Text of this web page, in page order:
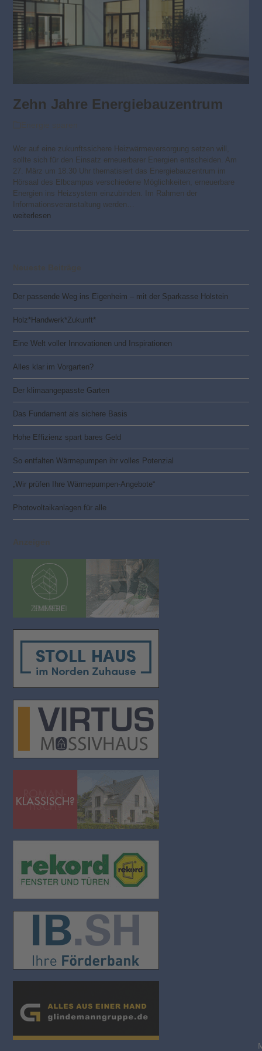
Zehn Jahre Energiebauzentrum
Wer auf eine zukunftssichere Heizwärmeversorgung setzen will,
sollte sich für den Einsatz erneuerbarer Energien entscheiden. Am
27. März um 18.30 Uhr thematisiert das Energiebauzentrum im
Hörsaal des Elbcampus verschiedene Möglichkeiten, erneuerbare
Energien ins Heizsystem einzubinden. Im Rahmen der
Informationsveranstaltung werden…
weiterlesen
Der passende Weg ins Eigenheim – mit der Sparkasse Holstein
Holz*Handwerk*Zukunft*
Eine Welt voller Innovationen und Inspirationen
Alles klar im Vorgarten?
Der klimaangepasste Garten
Das Fundament als sichere Basis
Hohe Effizienz spart bares Geld
So entfalten Wärmepumpen ihr volles Potenzial
„Wir prüfen Ihre Wärmepumpen-Angebote“
Photovoltaik­­anlagen für alle